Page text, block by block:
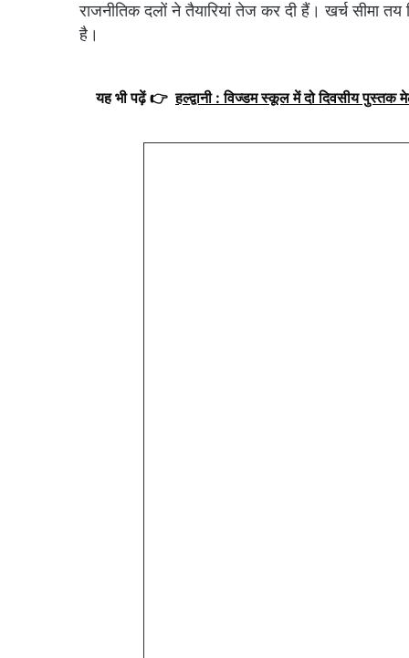
राजनीतिक दलों ने तैयारियां तेज कर दी हैं। खर्च सीमा
है।
यह भी पढ़ें 👉 हल्द्वानी : विज्डम स्कूल में दो दिवसीय पुस्तक